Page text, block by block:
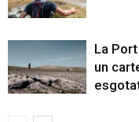
La
un